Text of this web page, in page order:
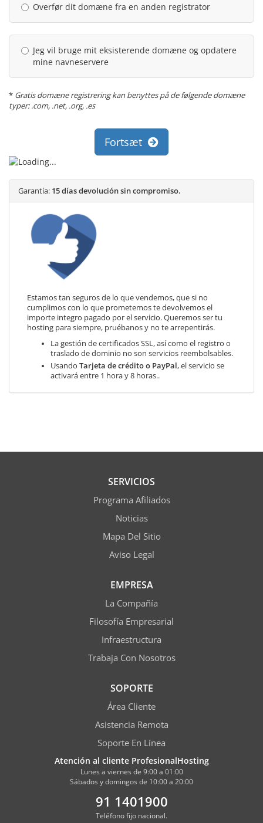
Overfør dit domæne fra en anden registrator
Jeg vil bruge mit eksisterende domæne og opdatere
mine navneservere
* Gratis domæne registrering kan benyttes på de følgende domæne
typer: .com, .net, .org, .es
Fortsæt
Garantía: 15 días devolución sin compromiso.
Estamos tan seguros de lo que vendemos, que si no
cumplimos con lo que prometemos te devolvemos el
importe integro pagado por el servicio. Queremos ser tu
hosting para siempre, pruébanos y no te arrepentirás.
La gestión de certificados SSL, así como el registro o
traslado de dominio no son servicios reembolsables.
Usando Tarjeta de crédito o PayPal, el servicio se
activará entre 1 hora y 8 horas..
SERVICIOS
Programa Afiliados
Noticias
Mapa Del Sitio
Aviso Legal
EMPRESA
La Compañía
Filosofía Empresarial
Infraestructura
Trabaja Con Nosotros
SOPORTE
Área Cliente
Asistencia Remota
Soporte En Línea
Atención al cliente ProfesionalHosting
Lunes a viernes de 9:00 a 01:00
Sábados y domingos de 10:00 a 20:00
91 1401900
Teléfono fijo nacional.